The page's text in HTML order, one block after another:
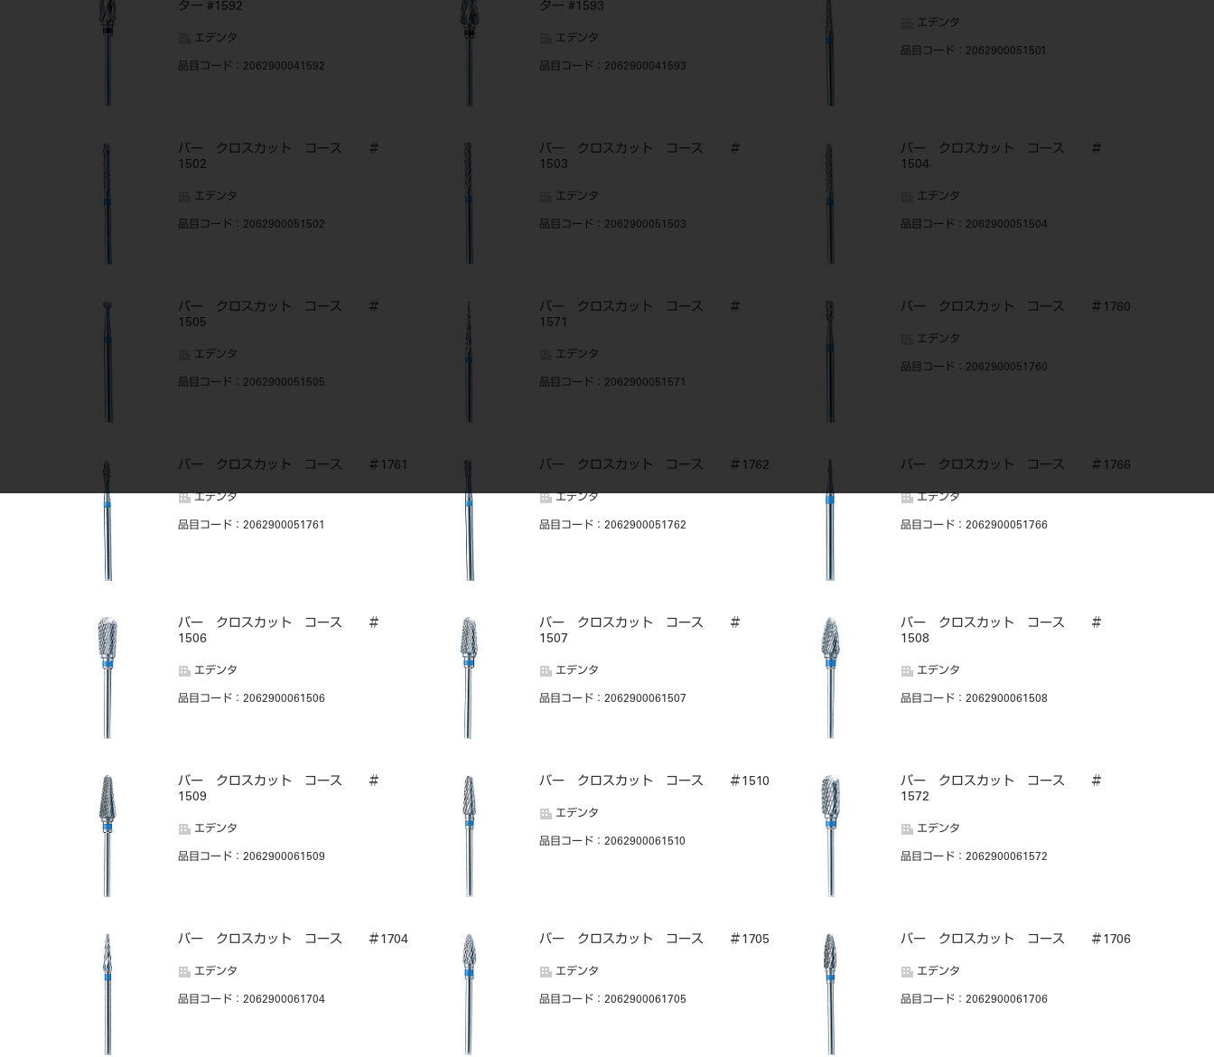
ター #1592
エデンタ
品目コード ：2062900041592
ター #1593
エデンタ
品目コード ：2062900041593
エデンタ
品目コード ：2062900051501
バー クロスカット コース ＃
1502
エデンタ
品目コード ：2062900051502
バー クロスカット コース ＃
1503
エデンタ
品目コード ：2062900051503
バー クロスカット コース ＃
1504
エデンタ
品目コード ：2062900051504
バー クロスカット コース ＃
1505
エデンタ
品目コード ：2062900051505
バー クロスカット コース ＃
1571
エデンタ
品目コード ：2062900051571
バー クロスカット コース ＃1760
エデンタ
品目コード ：2062900051760
バー クロスカット コース ＃1761
エデンタ
品目コード ：2062900051761
バー クロスカット コース ＃1762
エデンタ
品目コード ：2062900051762
バー クロスカット コース ＃1766
エデンタ
品目コード ：2062900051766
バー クロスカット コース ＃
1506
エデンタ
品目コード ：2062900061506
バー クロスカット コース ＃
1507
エデンタ
品目コード ：2062900061507
バー クロスカット コース ＃
1508
エデンタ
品目コード ：2062900061508
バー クロスカット コース ＃
1509
エデンタ
品目コード ：2062900061509
バー クロスカット コース ＃1510
エデンタ
品目コード ：2062900061510
バー クロスカット コース ＃
1572
エデンタ
品目コード ：2062900061572
バー クロスカット コース ＃1704
エデンタ
品目コード ：2062900061704
バー クロスカット コース ＃1705
エデンタ
品目コード ：2062900061705
バー クロスカット コース ＃1706
エデンタ
品目コード ：2062900061706